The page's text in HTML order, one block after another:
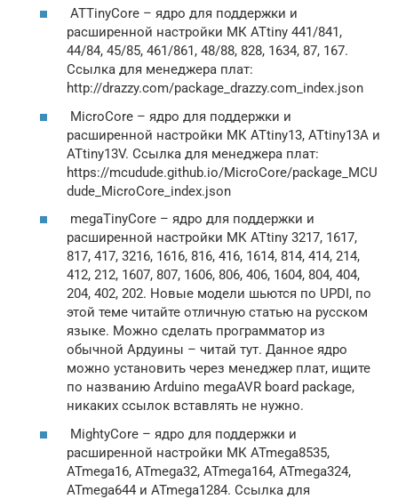
ATTinyCore – ядро для поддержки и
расширенной настройки МК ATtiny 441/841,
44/84, 45/85, 461/861, 48/88, 828, 1634, 87, 167.
Ссылка для менеджера плат:
http://drazzy.com/package_drazzy.com_index.json
MicroCore – ядро для поддержки и
расширенной настройки МК ATtiny13, ATtiny13A и
ATtiny13V. Ссылка для менеджера плат:
https://mcudude.github.io/MicroCore/package_MCU
dude_MicroCore_index.json
megaTinyCore – ядро для поддержки и
расширенной настройки МК ATtiny 3217, 1617,
817, 417, 3216, 1616, 816, 416, 1614, 814, 414, 214,
412, 212, 1607, 807, 1606, 806, 406, 1604, 804, 404,
204, 402, 202. Новые модели шьются по UPDI, по
этой теме читайте отличную статью на русском
языке. Можно сделать программатор из
обычной Ардуины – читай тут. Данное ядро
можно установить через менеджер плат, ищите
по названию Arduino megaAVR board package,
никаких ссылок вставлять не нужно.
MightyCore – ядро для поддержки и
расширенной настройки МК ATmega8535,
ATmega16, ATmega32, ATmega164, ATmega324,
ATmega644 и ATmega1284. Ссылка для